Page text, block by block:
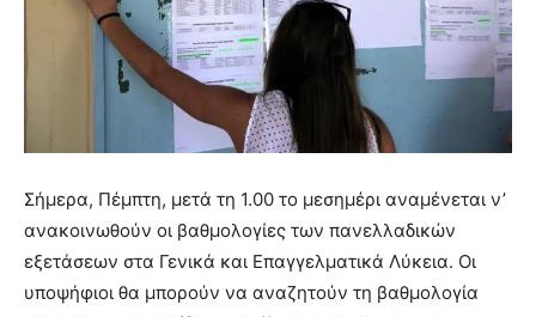
Σήμερα, Πέμπτη, μετά τη 1.00 το μεσημέρι αναμένεται ν’
ανακοινωθούν οι βαθμολογίες των πανελλαδικών
εξετάσεων στα Γενικά και Επαγγελματικά Λύκεια. Οι
υποψήφιοι θα μπορούν να αναζητούν τη βαθμολογία